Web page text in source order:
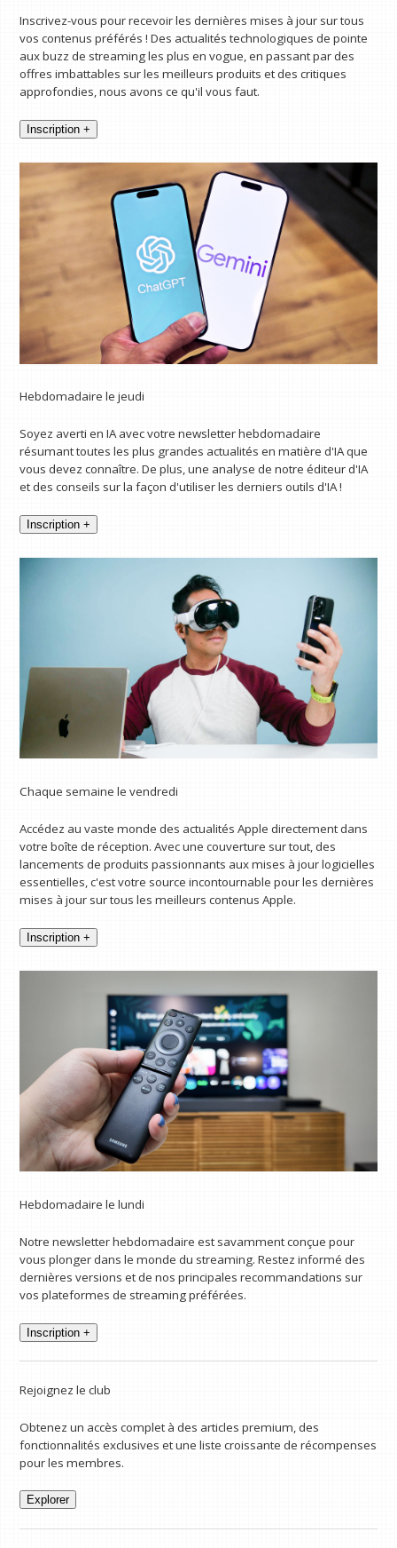
Inscrivez-vous pour recevoir les dernières mises à jour sur tous
vos contenus préférés ! Des actualités technologiques de pointe
aux buzz de streaming les plus en vogue, en passant par des
offres imbattables sur les meilleurs produits et des critiques
approfondies, nous avons ce qu'il vous faut.
Inscription +
Hebdomadaire le jeudi
Soyez averti en IA avec votre newsletter hebdomadaire
résumant toutes les plus grandes actualités en matière d'IA que
vous devez connaître. De plus, une analyse de notre éditeur d'IA
et des conseils sur la façon d'utiliser les derniers outils d'IA !
Inscription +
Chaque semaine le vendredi
Accédez au vaste monde des actualités Apple directement dans
votre boîte de réception. Avec une couverture sur tout, des
lancements de produits passionnants aux mises à jour logicielles
essentielles, c'est votre source incontournable pour les dernières
mises à jour sur tous les meilleurs contenus Apple.
Inscription +
Hebdomadaire le lundi
Notre newsletter hebdomadaire est savamment conçue pour
vous plonger dans le monde du streaming. Restez informé des
dernières versions et de nos principales recommandations sur
vos plateformes de streaming préférées.
Inscription +
Rejoignez le club
Obtenez un accès complet à des articles premium, des
fonctionnalités exclusives et une liste croissante de récompenses
pour les membres.
Explorer